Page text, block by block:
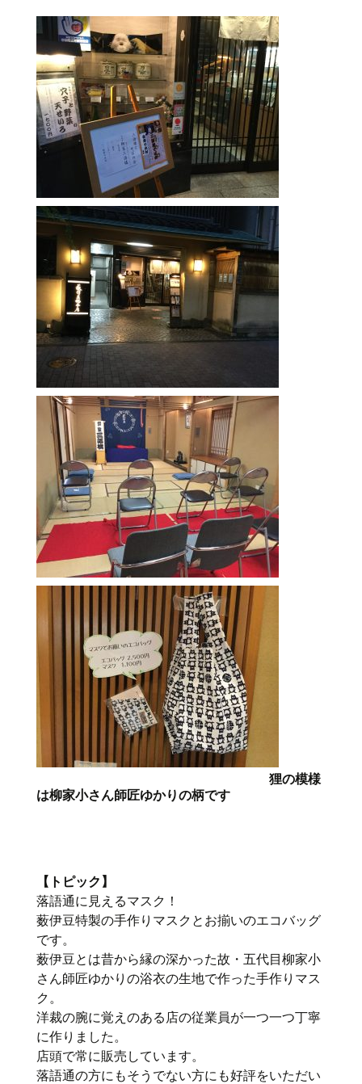
狸の模様
は柳家小さん師匠ゆかりの柄です
【トピック】
落語通に見えるマスク！
薮伊豆特製の手作りマスクとお揃いのエコバッグ
です。
薮伊豆とは昔から縁の深かった故・五代目柳家小
さん師匠ゆかりの浴衣の生地で作った手作りマス
ク。
洋裁の腕に覚えのある店の従業員が一つ一つ丁寧
に作りました。
店頭で常に販売しています。
落語通の方にもそうでない方にも好評をいただい